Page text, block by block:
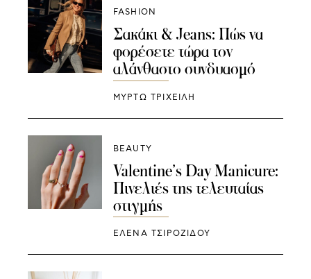
FASHION
Σακάκι & Jeans: Πώς να
φορέσετε τώρα τον
αλάνθαστο συνδυασμό
ΜΥΡΤΩ ΤΡΙΧΕΙΛΗ
BEAUTY
Valentine’s Day Manicure:
Πινελιές της τελευταίας
στιγμής
ΈΛΕΝΑ ΤΣΙΡΟΖΊΔΟΥ